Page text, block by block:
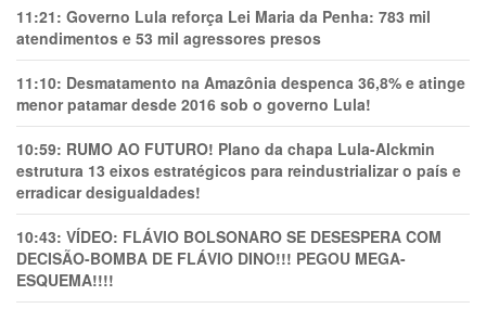
11:21: Governo Lula reforça Lei Maria da Penha: 783 mil
atendimentos e 53 mil agressores presos
11:10: Desmatamento na Amazônia despenca 36,8% e atinge
menor patamar desde 2016 sob o governo Lula!
10:59: RUMO AO FUTURO! Plano da chapa Lula-Alckmin
estrutura 13 eixos estratégicos para reindustrializar o país e
erradicar desigualdades!
10:43: VÍDEO: FLÁVIO BOLSONARO SE DESESPERA COM
DECISÃO-BOMBA DE FLÁVIO DINO!!! PEGOU MEGA-
ESQUEMA!!!!